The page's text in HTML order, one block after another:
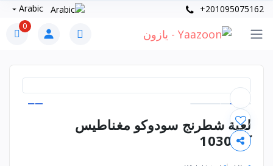
+201095075162
0
لعبة شطرنج سودوكو مغناطيس
كود1030